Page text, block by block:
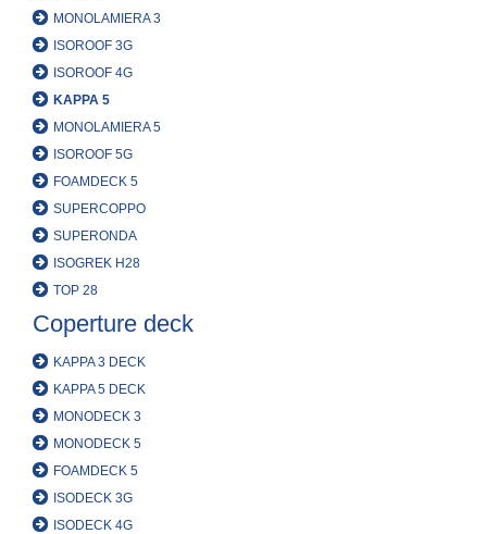
MONOLAMIERA 3
ISOROOF 3G
ISOROOF 4G
KAPPA 5
MONOLAMIERA 5
ISOROOF 5G
FOAMDECK 5
SUPERCOPPO
SUPERONDA
ISOGREK H28
TOP 28
Coperture deck
KAPPA 3 DECK
KAPPA 5 DECK
MONODECK 3
MONODECK 5
FOAMDECK 5
ISODECK 3G
ISODECK 4G